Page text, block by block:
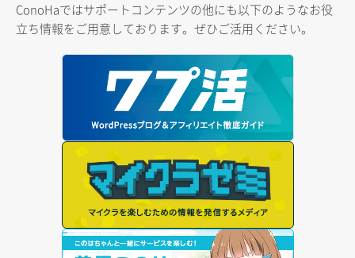
ConoHaではサポートコンテンツの他にも以下のようなお役
立ち情報をご用意しております。ぜひご活用ください。